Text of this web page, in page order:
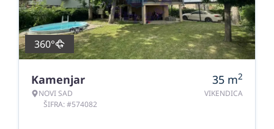
360°
Kamenjar
NOVI SAD
ŠIFRA: #574082
35 m2
VIKENDICA